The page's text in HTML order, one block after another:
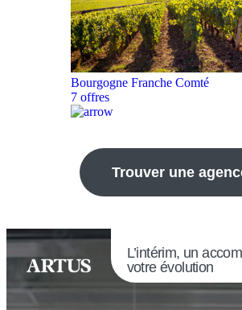
Bourgogne Franche Comté
7 offres
Trouver une
L’intérim, un
votre évolution